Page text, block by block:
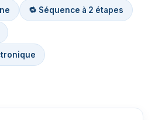
🔁 Séquence à 2 étapes